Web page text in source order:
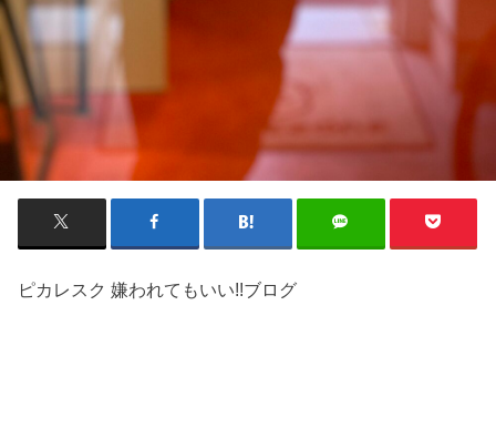
ピカレスク 嫌われてもいい!!ブログ